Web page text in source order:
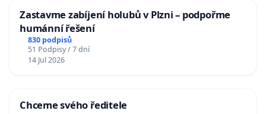
Zastavme zabíjení holubů v Plzni – podpořme
humánní řešení
830 podpisů
51 Podpisy / 7 dní
14 Jul 2026
Chceme svého ředitele